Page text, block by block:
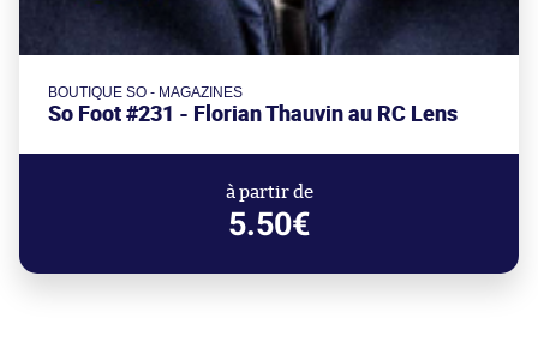
BOUTIQUE SO - MAGAZINES
So Foot #231 - Florian Thauvin au RC Lens
à partir de
5.50€